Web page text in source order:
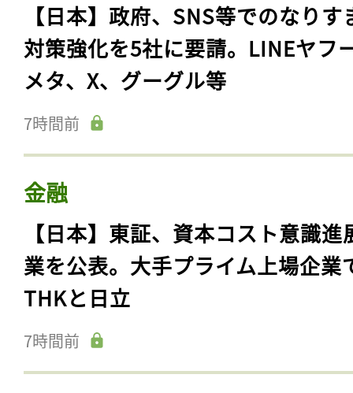
【日本】政府、SNS等でのなりす
対策強化を5社に要請。LINEヤフ
メタ、X、グーグル等
7時間前
金融
【日本】東証、資本コスト意識進
業を公表。大手プライム上場企業
THKと日立
7時間前